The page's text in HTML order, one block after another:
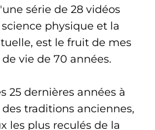
série de 28 vidéos
physique et la
est le fruit de mes
vie de 70 années.
25 dernières années à
traditions anciennes,
les plus reculés de la